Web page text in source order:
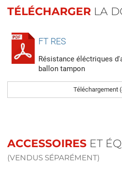
TÉLÉCHARGER LA
FT RES
Résistance éléctriques
ballon tampon
Téléchargement
ACCESSOIRES ET
(VENDUS SÉPARÉMENT)